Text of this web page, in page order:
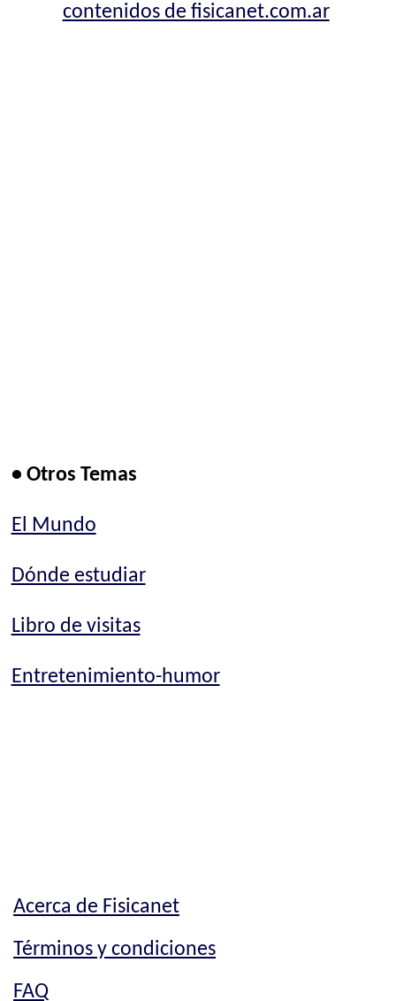
contenidos de fisicanet.com.ar
• Otros Temas
El Mundo
Dónde estudiar
Libro de visitas
Entretenimiento-humor
Acerca de Fisicanet
Términos y condiciones
FAQ